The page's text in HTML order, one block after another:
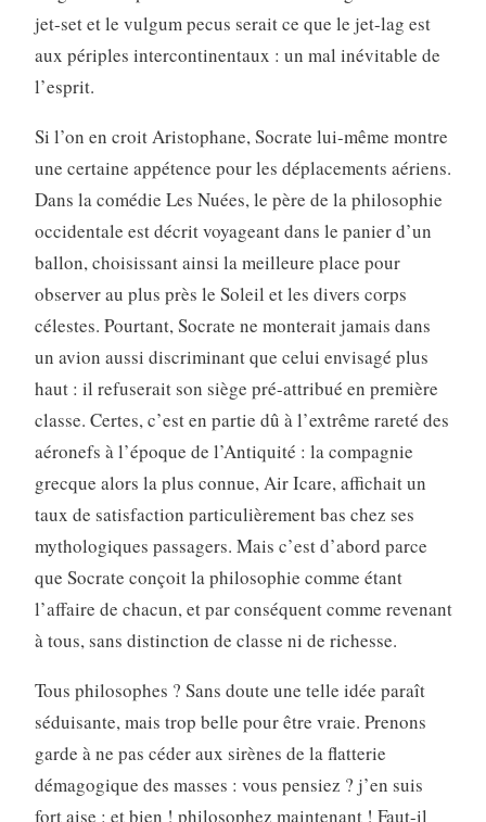
jet-set et le vulgum pecus serait ce que le jet-lag est
aux périples intercontinentaux : un mal inévitable de
l’esprit.
Si l’on en croit Aristophane, Socrate lui-même montre
une certaine appétence pour les déplacements aériens.
Dans la comédie Les Nuées, le père de la philosophie
occidentale est décrit voyageant dans le panier d’un
ballon, choisissant ainsi la meilleure place pour
observer au plus près le Soleil et les divers corps
célestes. Pourtant, Socrate ne monterait jamais dans
un avion aussi discriminant que celui envisagé plus
haut : il refuserait son siège pré-attribué en première
classe. Certes, c’est en partie dû à l’extrême rareté des
aéronefs à l’époque de l’Antiquité : la compagnie
grecque alors la plus connue, Air Icare, affichait un
taux de satisfaction particulièrement bas chez ses
mythologiques passagers. Mais c’est d’abord parce
que Socrate conçoit la philosophie comme étant
l’affaire de chacun, et par conséquent comme revenant
à tous, sans distinction de classe ni de richesse.
Tous philosophes ? Sans doute une telle idée paraît
séduisante, mais trop belle pour être vraie. Prenons
garde à ne pas céder aux sirènes de la flatterie
démagogique des masses : vous pensiez ? j’en suis
fort aise : et bien ! philosophez maintenant ! Faut-il